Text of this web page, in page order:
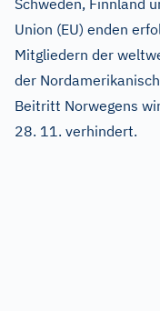
Schweden, Finnland
Union (EU) enden
Mitgliedern der
der
Beitritt Norwegens
28. 11. verhindert.